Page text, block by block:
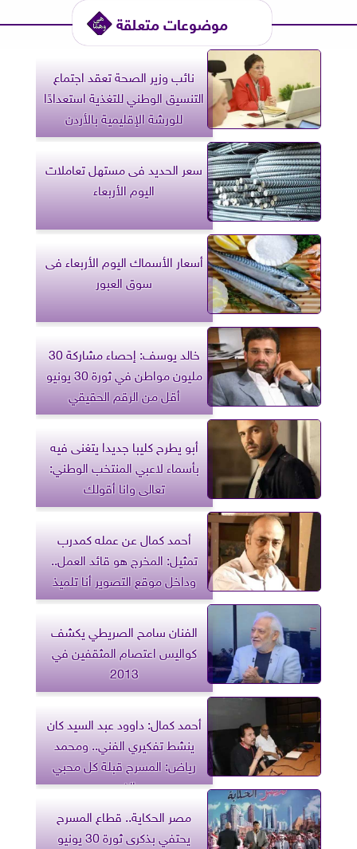
موضوعات متعلقة
نائب وزير الصحة تعقد اجتماع
التنسيق الوطني للتغذية استعدادًا
للورشة الإقليمية بالأردن
سعر الحديد فى مستهل تعاملات
اليوم الأربعاء
أسعار الأسماك اليوم الأربعاء فى
سوق العبور
خالد يوسف: إحصاء مشاركة 30
مليون مواطن في ثورة 30 يونيو
أقل من الرقم الحقيقي
أبو يطرح كليبا جديدا يتغنى فيه
بأسماء لاعبي المنتخب الوطني:
تعالى وانا أقولك
أحمد كمال عن عمله كمدرب
تمثيل: المخرج هو قائد العمل..
وداخل موقع التصوير أنا تلميذ
الفنان سامح الصريطي يكشف
كواليس اعتصام المثقفين في
2013
أحمد كمال: داوود عبد السيد كان
ينشط تفكيري الفني.. ومحمد
رياض: المسرح قبلة كل محبي
الفن
مصر الحكاية.. قطاع المسرح
يحتفي بذكرى ثورة 30 يونيو